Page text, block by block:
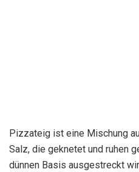
Pizzateig ist eine Mischung
Salz, die geknetet und ruhen
dünnen Basis ausgestreckt